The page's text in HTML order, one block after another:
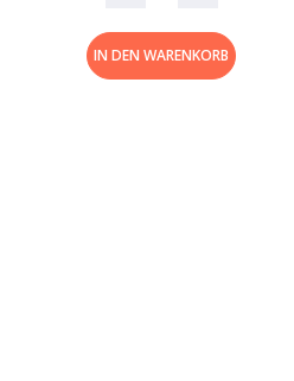
IN DEN WARENKORB